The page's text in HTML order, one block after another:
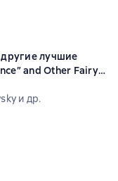
лучшие
and Other Fairy
и др.
на основе 3 оценок